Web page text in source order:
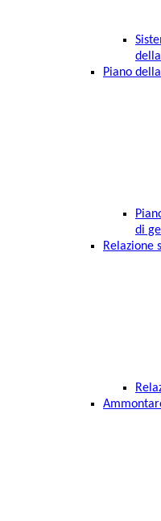
Piano
di
Relazione